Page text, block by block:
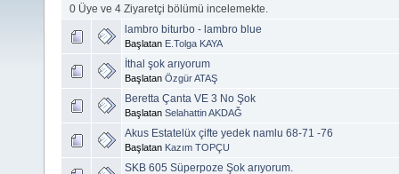
0 Üye ve 4 Ziyaretçi bölümü incelemekte.
lambro biturbo - lambro blue
Başlatan E.Tolga KAYA
İthal şok arıyorum
Başlatan Özgür ATAŞ
Beretta Çanta VE 3 No Şok
Başlatan Selahattin AKDAĞ
Akus Estatelüx çifte yedek namlu 68-71 -76
Başlatan Kazım TOPÇU
SKB 605 Süperpoze Şok arıyorum.